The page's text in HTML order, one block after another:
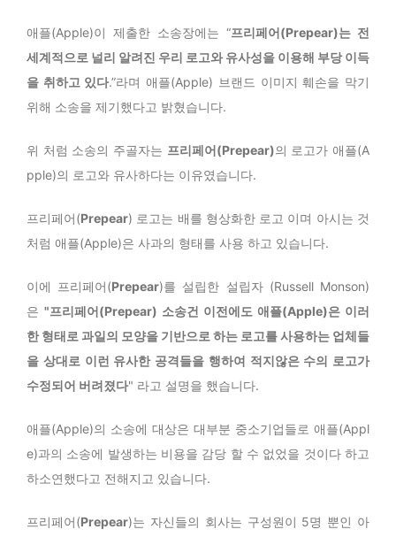
애플(Apple)이 제출한 소송장에는 “프리페어(Prepear)는 전
세계적으로 널리 알려진 우리 로고와 유사성을 이용해 부당 이득
을 취하고 있다.”라며 애플(Apple) 브랜드 이미지 훼손을 막기
위해 소송을 제기했다고 밝혔습니다.
위 처럼 소송의 주골자는 프리페어(Prepear)의 로고가 애플(A
pple)의 로고와 유사하다는 이유였습니다.
프리페어(Prepear) 로고는 배를 형상화한 로고 이며 아시는 것
처럼 애플(Apple)은 사과의 형태를 사용 하고 있습니다.
이에 프리페어(Prepear)를 설립한 설립자 (Russell Monson)
은 "프리페어(Prepear) 소송건 이전에도 애플(Apple)은 이러
한 형태로 과일의 모양을 기반으로 하는 로고를 사용하는 업체들
을 상대로 이런 유사한 공격들을 행하여 적지않은 수의 로고가
수정되어 버려졌다" 라고 설명을 했습니다.
애플(Apple)의 소송에 대상은 대부분 중소기업들로 애플(Appl
e)과의 소송에 발생하는 비용을 감당 할 수 없었을 것이다 하고
하소연했다고 전해지고 있습니다.
프리페어(Prepear)는 자신들의 회사는 구성원이 5명 뿐인 아